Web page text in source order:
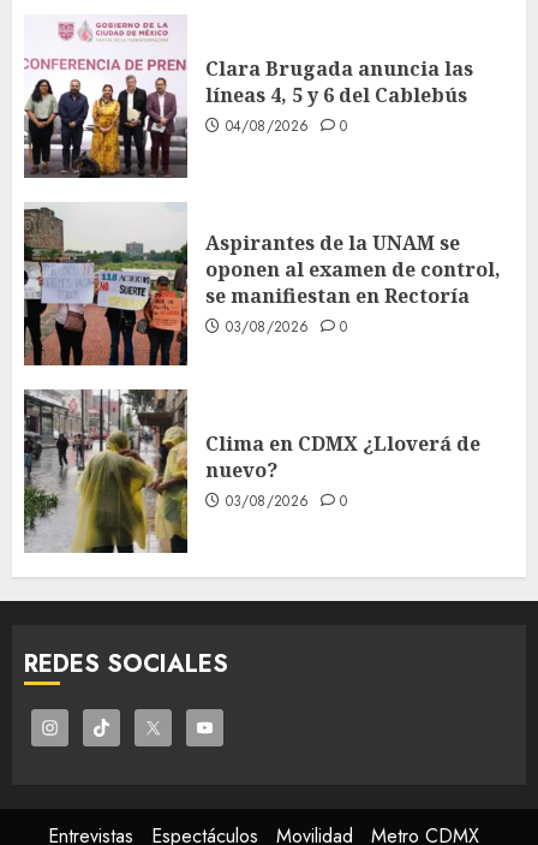
Clara Brugada anuncia las
líneas 4, 5 y 6 del Cablebús
04/08/2026 0
Aspirantes de la UNAM se
oponen al examen de control,
se manifiestan en Rectoría
03/08/2026 0
Clima en CDMX ¿Lloverá de
nuevo?
03/08/2026 0
REDES SOCIALES
Entrevistas Espectáculos Movilidad Metro CDMX